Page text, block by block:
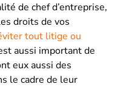
de chef d’entreprise,
droits de vos
tout litige ou
aussi important de
eux aussi des
le cadre de leur